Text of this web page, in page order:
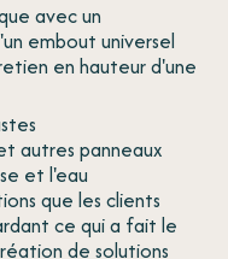
avec un
embout universel
en hauteur d'une
autres panneaux
et l'eau
que les clients
ce qui a fait le
de solutions